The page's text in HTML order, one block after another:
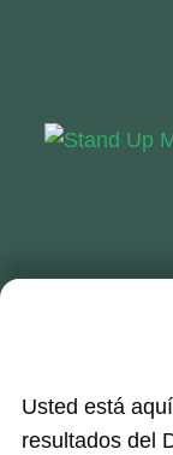
navegación
Usted está
resultados del